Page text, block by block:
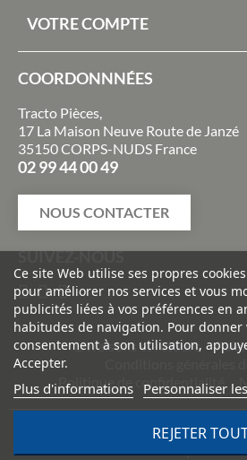
VOTRE COMPTE
COORDONNNÉES
Tracto Pièces,
17 La Maison Neuve Route de Janzé
35150 CORPS-NUDS France
02 99 44 00 49
NOUS CONTACTER
SUIVEZ-NOUS
Livraisons et retours
Politique de confidentialité
TRACTO PIÈCES -
Impulsion
Ce site Web utilise ses propres
pour améliorer nos services et vous
publicités liées à vos préférences en
habitudes de navigation. Pour donner
consentement à son utilisation,
Accepter.
Plus d'informations Personnaliser
REJETER